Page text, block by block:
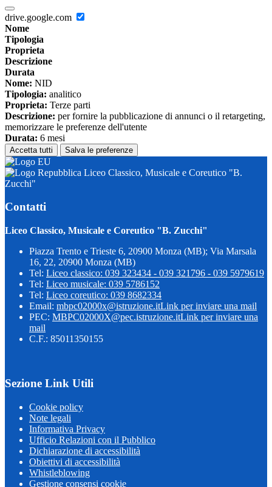
drive.google.com
Nome
Tipologia
Proprieta
Descrizione
Durata
Nome: NID
Tipologia: analitico
Proprieta: Terze parti
Descrizione: per fornire la pubblicazione di annunci o il retargeting,
memorizzare le preferenze dell'utente
Durata: 6 mesi
Accetta tutti Salva le preferenze
Liceo Classico, Musicale e Coreutico "B.
Zucchi"
Contatti
Liceo Classico, Musicale e Coreutico "B. Zucchi"
Piazza Trento e Trieste 6, 20900 Monza (MB); Via Marsala
16, 22, 20900 Monza (MB)
Tel: Liceo classico: 039 323434 - 039 321796 - 039 5979619
Tel: Liceo musicale: 039 5786152
Tel: Liceo coreutico: 039 8682334
Email: mbpc02000x@istruzione.itLink per inviare una mail
PEC: MBPC02000X@pec.istruzione.itLink per inviare una
mail
C.F.: 85011350155
Sezione Link Utili
Cookie policy
Note legali
Informativa Privacy
Ufficio Relazioni con il Pubblico
Dichiarazione di accessibilità
Obiettivi di accessibilità
Whistleblowing
Gestione consensi cookie